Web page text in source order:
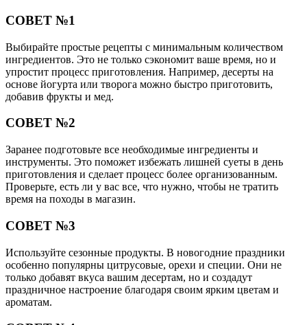
СОВЕТ №1
Выбирайте простые рецепты с минимальным количеством
ингредиентов. Это не только сэкономит ваше время, но и
упростит процесс приготовления. Например, десерты на
основе йогурта или творога можно быстро приготовить,
добавив фрукты и мед.
СОВЕТ №2
Заранее подготовьте все необходимые ингредиенты и
инструменты. Это поможет избежать лишней суеты в день
приготовления и сделает процесс более организованным.
Проверьте, есть ли у вас все, что нужно, чтобы не тратить
время на походы в магазин.
СОВЕТ №3
Используйте сезонные продукты. В новогодние праздники
особенно популярны цитрусовые, орехи и специи. Они не
только добавят вкуса вашим десертам, но и создадут
праздничное настроение благодаря своим ярким цветам и
ароматам.